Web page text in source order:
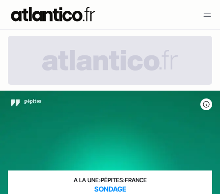
A LA UNE›PÉPITES›FRANCE
SONDAGE